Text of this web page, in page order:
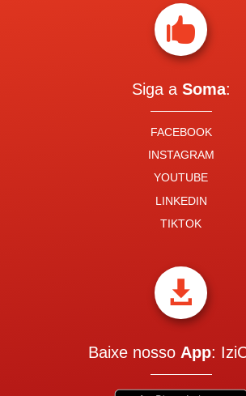

Siga a Soma:
FACEBOOK
INSTAGRAM
YOUTUBE
LINKEDIN
TIKTOK

Baixe nosso App: